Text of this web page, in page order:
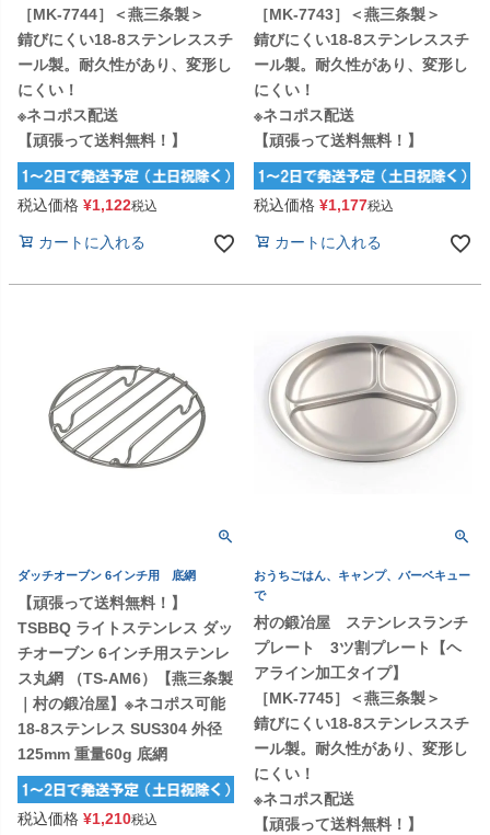
［MK-7744］＜燕三条製＞
錆びにくい18-8ステンレススチ
ール製。耐久性があり、変形し
にくい！
※ネコポス配送
【頑張って送料無料！】
税込価格 ¥1,122税込
カートに入れる
［MK-7743］＜燕三条製＞
錆びにくい18-8ステンレススチ
ール製。耐久性があり、変形し
にくい！
※ネコポス配送
【頑張って送料無料！】
税込価格 ¥1,177税込
カートに入れる
ダッチオーブン 6インチ用 底網
【頑張って送料無料！】
TSBBQ ライトステンレス ダッ
チオーブン 6インチ用ステンレ
ス丸網 （TS-AM6）【燕三条製
｜村の鍛冶屋】※ネコポス可能
18-8ステンレス SUS304 外径
125mm 重量60g 底網
税込価格 ¥1,210税込
おうちごはん、キャンプ、バーベキュー
で
村の鍛冶屋 ステンレスランチ
プレート 3ツ割プレート【ヘ
アライン加工タイプ】
［MK-7745］＜燕三条製＞
錆びにくい18-8ステンレススチ
ール製。耐久性があり、変形し
にくい！
※ネコポス配送
【頑張って送料無料！】